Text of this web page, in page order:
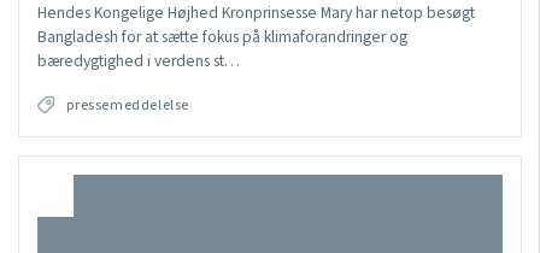
Hendes Kongelige Højhed Kronprinsesse Mary har netop besøgt
Bangladesh for at sætte fokus på klimaforandringer og
bæredygtighed i verdens st…
pressemeddelelse